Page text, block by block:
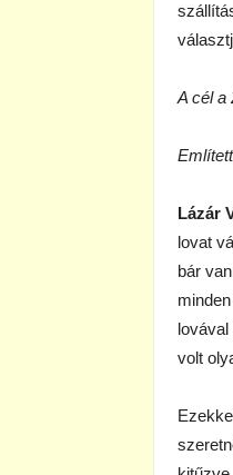
A cél a
Lázár
lovat
bár
volt